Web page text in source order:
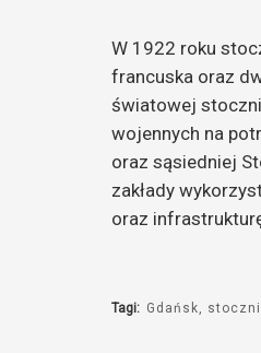
W 1922 roku
francuska oraz
światowej
wojennych na
oraz sąsiedniej
zakłady
oraz
Tagi: Gdańsk